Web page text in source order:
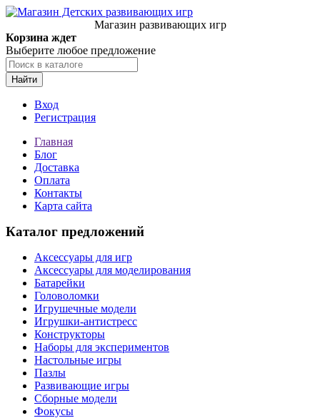
Магазин развивающих игр
Корзина ждет
Выберите любое предложение
Найти
Вход
Регистрация
Главная
Блог
Доставка
Оплата
Контакты
Карта сайта
Каталог предложений
Аксессуары для игр
Аксессуары для моделирования
Батарейки
Головоломки
Игрушечные модели
Игрушки-антистресс
Конструкторы
Наборы для экспериментов
Настольные игры
Пазлы
Развивающие игры
Сборные модели
Фокусы